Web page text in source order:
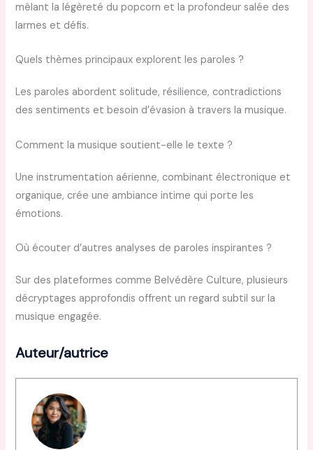
mêlant la légèreté du popcorn et la profondeur salée des
larmes et défis.
Quels thèmes principaux explorent les paroles ?
Les paroles abordent solitude, résilience, contradictions
des sentiments et besoin d’évasion à travers la musique.
Comment la musique soutient-elle le texte ?
Une instrumentation aérienne, combinant électronique et
organique, crée une ambiance intime qui porte les
émotions.
Où écouter d’autres analyses de paroles inspirantes ?
Sur des plateformes comme Belvédère Culture, plusieurs
décryptages approfondis offrent un regard subtil sur la
musique engagée.
Auteur/autrice